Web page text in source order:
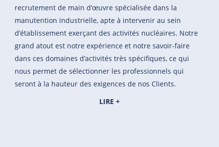
recrutement de main d’œuvre spécialisée dans la
manutention industrielle, apte à intervenir au sein
d’établissement exerçant des activités nucléaires. Notre
grand atout est notre expérience et notre savoir-faire
dans ces domaines d’activités très spécifiques, ce qui
nous permet de sélectionner les professionnels qui
seront à la hauteur des exigences de nos Clients.
LIRE +